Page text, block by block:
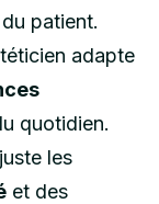
du patient.
adapte
quotidien.
les
et des